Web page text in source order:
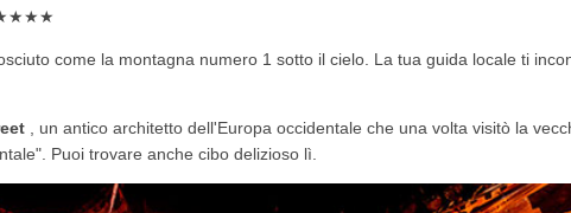
★★★★
come la montagna numero 1 sotto il cielo. La tua guida locale ti
, un antico architetto dell'Europa occidentale che una volta visitò la
Puoi trovare anche cibo delizioso lì.